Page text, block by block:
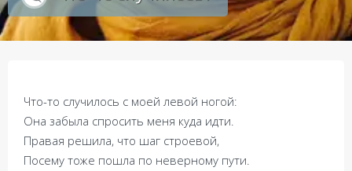
Что-то случилось с моей левой ногой:
Она забыла спросить меня куда идти.
Правая решила, что шаг строевой,
Посему тоже пошла по неверному пути.